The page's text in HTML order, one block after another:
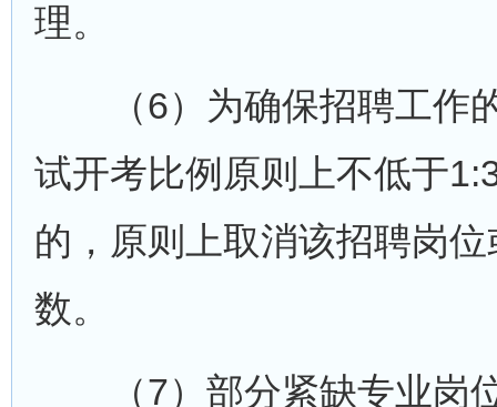
理。
（6）为确保招聘工作
试开考比例原则上不低于
的，原则上取消该招聘岗
数。
（7）部分紧缺专业岗